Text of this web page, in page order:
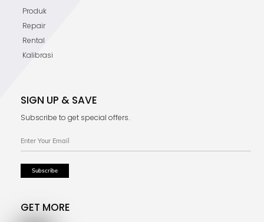
Produk
Repair
Rental
Kalibrasi
SIGN UP & SAVE
Subscribe to get special offers.
GET MORE